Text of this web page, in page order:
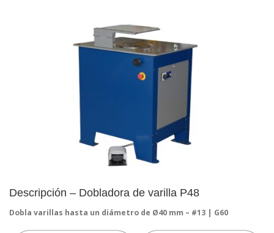
Descripción – Dobladora de varilla P48
Dobla varillas hasta un diámetro de Ø40 mm – #13 | G60